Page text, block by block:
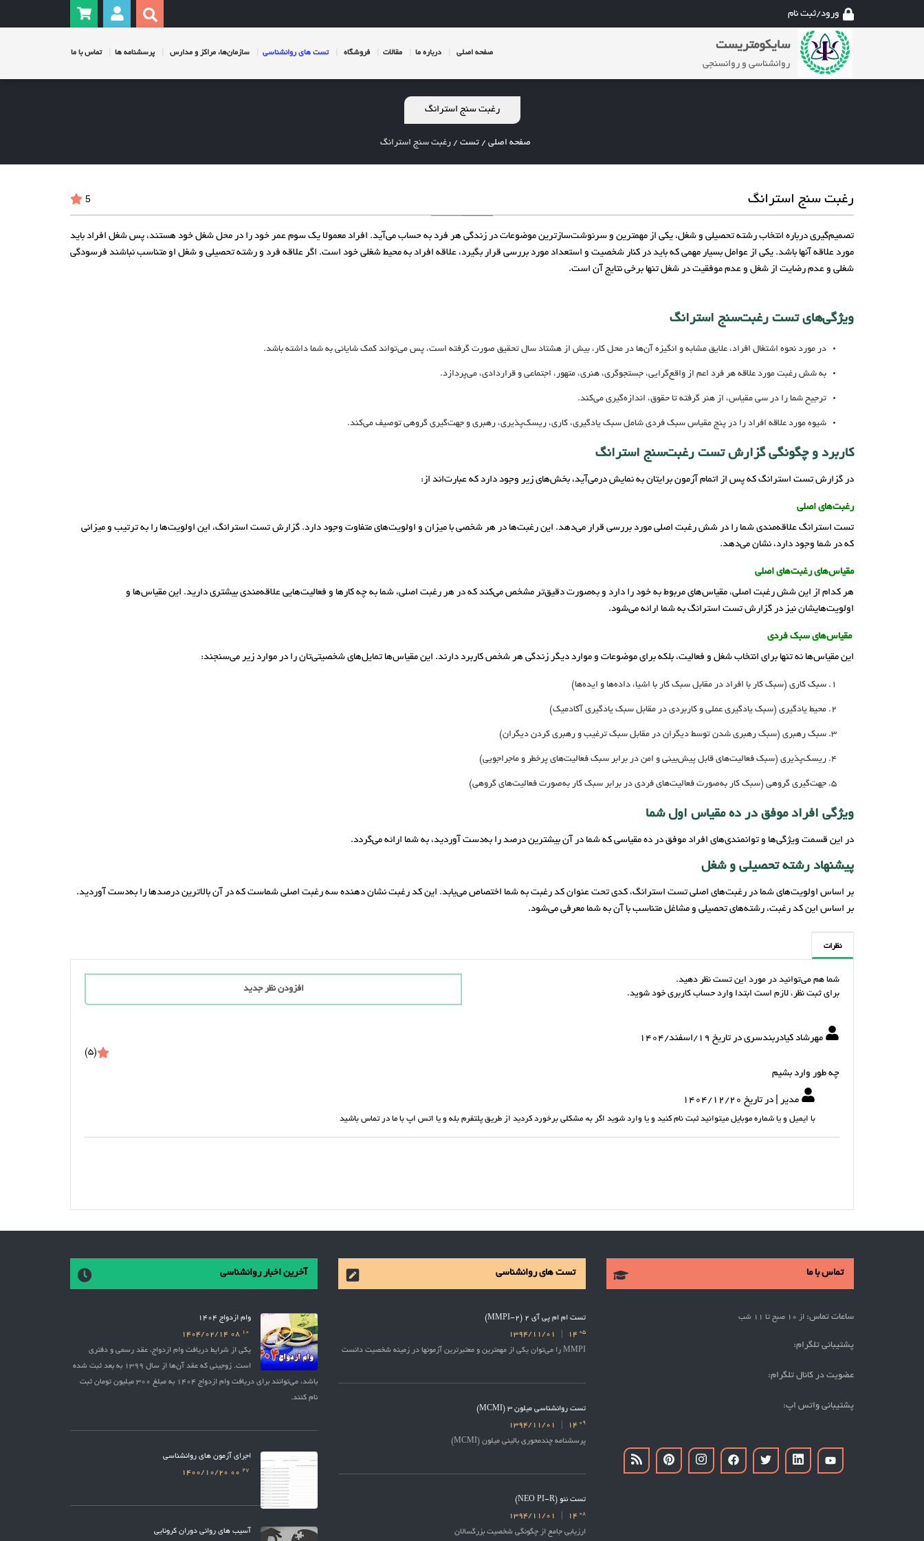
ورود/ثبت نام
سایکومتریست
روانشناسی و روانسنجی
صفحه اصلی درباره ما مقالات فروشگاه تست های روانشناسی سازمان‌ها، مراکز و مدارس پرسشنامه ها تماس با ما
رغبت سنج استرانگ
صفحه اصلی /تست /رغبت سنج استرانگ
رغبت سنج استرانگ 5
تصمیم‌گیری درباره انتخاب رشته تحصیلی و شغل، یکی از مهمترین و سرنوشت‌سازترین موضوعات در زندگی هر فرد به حساب می‌آید. افراد معمولا یک سوم عمر خود را در محل شغل خود هستند، پس شغل افراد باید
مورد علاقه آنها باشد. یکی از عوامل بسیار مهمی که باید در کنار شخصیت و استعداد مورد بررسی قرار بگیرد، علاقه افراد به محیط شغلی خود است. اگر علاقه فرد و رشته تحصیلی و شغل او متناسب نباشند فرسودگی
شغلی و عدم رضایت از شغل و عدم موفقیت در شغل تنها برخی نتایج آن است.
ویژگی‌های تست رغبت‌سنج استرانگ
در مورد نحوه اشتغال افراد، علایق مشابه و انگیزه آن‌ها در محل کار، بیش از هشتاد سال تحقیق صورت گرفته است، پس می‌تواند کمک شایانی به شما داشته باشد.
به شش رغبت مورد علاقه هر فرد اعم از واقع‌گرایی، جستجوگری، هنری، متهور، اجتماعی و قراردادی، می‌پردازد.
ترجیح شما را در سی مقیاس، از هنر گرفته تا حقوق، اندازه‌گیری می‌کند.
شیوه مورد علاقه افراد را در پنج مقیاس سبک فردی شامل سبک یادگیری، کاری، ریسک‌پذیری، رهبری و جهت‌گیری گروهی توصیف می‌کند.
کاربرد و چگونگی گزارش تست رغبت‌سنج استرانگ
در گزارش تست استرانگ که پس از اتمام آزمون برایتان به نمایش درمی‌آید، بخش‌های زیر وجود دارد که عبارت‌اند از:
رغبت‌های اصلی
تست استرانگ علاقه‌مندی شما را در شش رغبت اصلی مورد بررسی قرار می‌دهد. این رغبت‌ها در هر شخصی با میزان و اولویت‌های متفاوت وجود دارد. گزارش تست استرانگ، این اولویت‌ها را به ترتیب و میزانی
که در شما وجود دارد، نشان می‌دهد.
مقیاس‌های رغبت‌های اصلی
هر کدام از این شش رغبت اصلی، مقیاس‌های مربوط به خود را دارد و به‌صورت دقیق‌تر مشخص می‌کند که در هر رغبت اصلی، شما به چه کارها و فعالیت‌هایی علاقه‌مندی بیشتری دارید. این مقیاس‌ها و
اولویت‌هایشان نیز در گزارش تست استرانگ به شما ارائه می‌شود.
مقیاس‌های سبک فردی
این مقیاس‌ها نه تنها برای انتخاب شغل و فعالیت، بلکه برای موضوعات و موارد دیگر زندگی هر شخص کاربرد دارند. این مقیاس‌ها تمایل‌های شخصیتی‌تان را در موارد زیر می‌سنجند:
سبک کاری (سبک کار با افراد در مقابل سبک کار با اشیا، داده‌ها و ایده‌ها)
محیط یادگیری (سبک یادگیری عملی و کاربردی در مقابل سبک یادگیری آکادمیک)
سبک رهبری (سبک رهبری شدن توسط دیگران در مقابل سبک ترغیب و رهبری کردن دیگران)
ریسک‌پذیری (سبک فعالیت‌های قابل پیش‌بینی و امن در برابر سبک فعالیت‌های پرخطر و ماجراجویی)
جهت‌گیری گروهی (سبک کار به‌صورت فعالیت‌های فردی در برابر سبک کار به‌صورت فعالیت‌های گروهی)
ویژگی افراد موفق در ده مقیاس اول شما
در این قسمت ویژگی‌ها و توانمندی‌های افراد موفق در ده مقیاسی که شما در آن بیشترین درصد را به‌دست آوردید، به شما ارائه می‌گردد.
پیشنهاد رشته تحصیلی و شغل
بر اساس اولویت‌های شما در رغبت‌های اصلی تست استرانگ، کدی تحت عنوان کد رغبت به شما اختصاص می‌یابد. این کد رغبت نشان دهنده سه رغبت اصلی شماست که در آن بالاترین درصدها را به‌دست آوردید.
بر اساس این کد رغبت، رشته‌های تحصیلی و مشاغل متناسب با آن به شما معرفی می‌شود.
نظرات
شما هم می‌توانید در مورد این تست نظر دهید.
برای ثبت نظر، لازم است ابتدا وارد حساب کاربری خود شوید.
افزودن نظر جدید
مهرشاد کیادربندسری در تاریخ 19/اسفند/1404
(5)
چه طور وارد بشیم
مدیر | در تاریخ 1404/12/20
با ایمیل و یا شماره موبایل میتوانید ثبت نام کنید و یا وارد شوید اگر بە مشکلی برخورد کردید از طریق پلتفرم بله و یا اتس اپ با ما در تماس باشید
تماس با ما
ساعات تماس: از 10 صبح تا 11 شب
پشتیبانی تلگرام:
عضویت در کانال تلگرام:
پشتیبانی واتس اپ:
تست های روانشناسی
تست ام ام پی آی 2 (MMPI-2)
05
14
1394/11/01
MMPI را می‌توان یکی از مهمترین و معتبرترین آزمونها در زمینه شخصیت دانست
تست روانشناسی میلون 3 (MCMI)
09
14
1394/11/01
پرسشنامه چندمحوری بالینی میلون (MCMI)
تست نئو (NEO PI-R)
08
14
1394/11/01
ارزیابی جامع از چگونگی شخصیت بزرگسالان
آخرین اخبار روانشناسی
وام ازدواج 1404
10
1404/02/14
یکی از شرایط دریافت وام ازدواج، عقد رسمی و دفتری
است. زوجینی که عقد آن‌ها از سال 1399 به بعد ثبت شده
باشد، می‌توانند برای دریافت وام ازدواج 1404 به مبلغ 300 میلیون تومان ثبت
نام کنند.
اجرای آزمون های روانشناسی
27
1400/10/20
آسیب های روانی دوران کرونایی